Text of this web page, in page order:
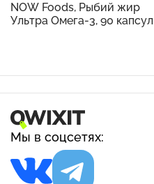
NOW Foods, Рыбий жир
Ультра Омега-3, 90 капсул
Мы в соцсетях: